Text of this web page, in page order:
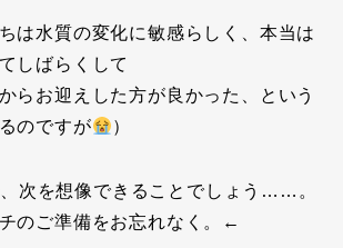
は水質の変化に敏感らしく、本当は
しばらくして
らお迎えした方が良かった、という
のですが
）
次を想像できることでしょう……。
のご準備をお忘れなく。←